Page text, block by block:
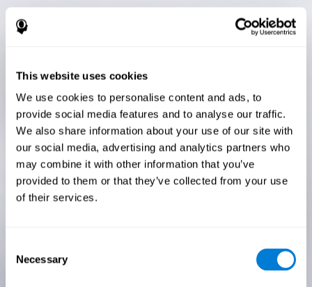
This website uses cookies
We use cookies to personalise content and ads, to
provide social media features and to analyse our traffic.
We also share information about your use of our site with
our social media, advertising and analytics partners who
may combine it with other information that you’ve
provided to them or that they’ve collected from your use
of their services.
Selection
Necessary